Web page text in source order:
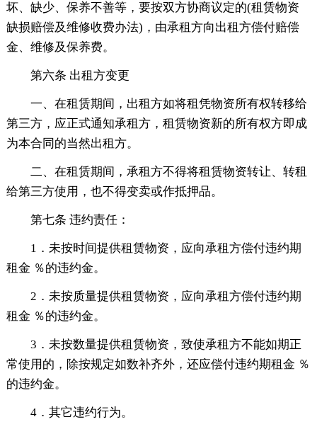
坏、缺少、保养不善等，要按双方协商议定的(租赁物资
缺损赔偿及维修收费办法)，由承租方向出租方偿付赔偿
金、维修及保养费。
第六条 出租方变更
一、在租赁期间，出租方如将租凭物资所有权转移给
第三方，应正式通知承租方，租赁物资新的所有权方即成
为本合同的当然出租方。
二、在租赁期间，承租方不得将租赁物资转让、转租
给第三方使用，也不得变卖或作抵押品。
第七条 违约责任：
1．未按时间提供租赁物资，应向承租方偿付违约期
租金 ％的违约金。
2．未按质量提供租赁物资，应向承租方偿付违约期
租金 ％的违约金。
3．未按数量提供租赁物资，致使承租方不能如期正
常使用的，除按规定如数补齐外，还应偿付违约期租金 ％
的违约金。
4．其它违约行为。